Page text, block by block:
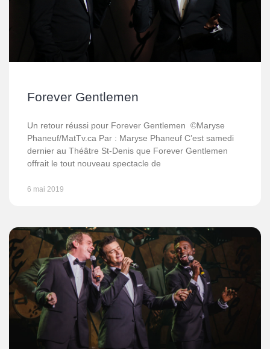
Forever Gentlemen
Un retour réussi pour Forever Gentlemen ©Maryse
Phaneuf/MatTv.ca Par : Maryse Phaneuf C’est samedi
dernier au Théâtre St-Denis que Forever Gentlemen
offrait le tout nouveau spectacle de
6 mai 2019